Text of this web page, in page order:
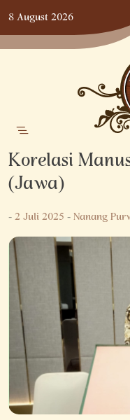
Skip
to
content
8 August 2026
Korelasi
(Jawa)
-2 Juli 2025-Nanang